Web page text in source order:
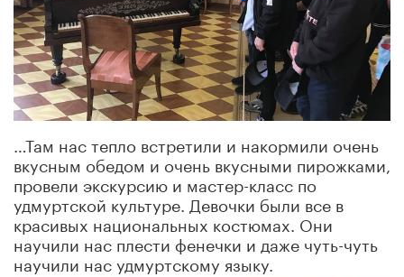
…Там нас тепло встретили и накормили очень
вкусным обедом и очень вкусными пирожками,
провели экскурсию и мастер-класс по
удмуртской культуре. Девочки были все в
красивых национальных костюмах. Они
научили нас плести фенечки и даже чуть-чуть
научили нас удмуртскому языку.